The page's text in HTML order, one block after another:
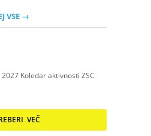
VSE →
Koledar aktivnosti ZSC
VEČ